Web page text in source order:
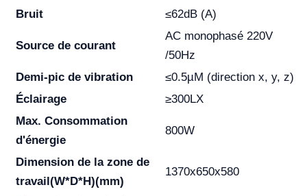
Bruit ≤62dB (A)
Source de courant
AC monophasé 220V
/50Hz
Demi-pic de vibration
≤0.5µM (direction x, y, z)
Éclairage
≥300LX
Max. Consommation
d'énergie
800W
Dimension de la zone de
travail(W*D*H)(mm)
1370x650x580